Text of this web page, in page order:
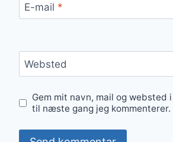
E-mail *
Websted
Gem mit navn, mail og websted
til næste gang jeg kommenterer.